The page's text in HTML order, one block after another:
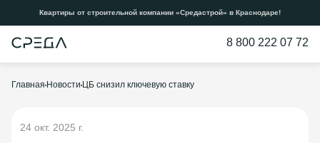
Квартиры от строительной компании «Средастрой» в Краснодаре!
8 800 222 07 72
Главная Новости ЦБ снизил ключевую ставку
24 окт. 2025 г.